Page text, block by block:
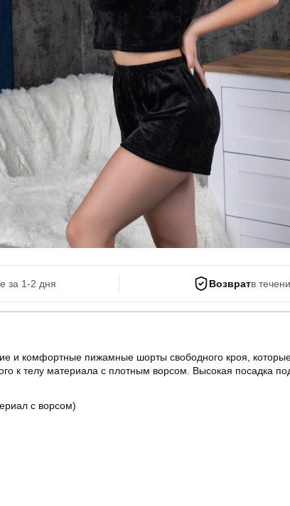
Літні комплекти
Комбінезони
Спортивні
костюми
Кежуал
Поло
Худі
за 1-2 дня Возвратв
и комфортные пижамные шорты свободного кроя,
к телу материала с плотным ворсом. Высокая посадка
с ворсом)